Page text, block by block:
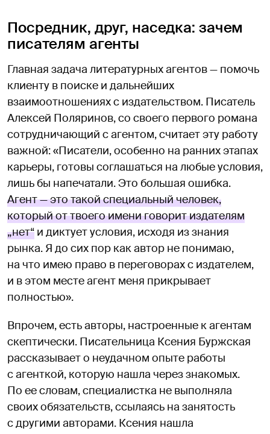
Посредник, друг, наседка: зачем
писателям агенты
Главная задача литературных агентов — помочь
клиенту в поиске и дальнейших
взаимоотношениях с издательством. Писатель
Алексей Поляринов, со своего первого романа
сотрудничающий с агентом, считает эту работу
важной: «Писатели, особенно на ранних этапах
карьеры, готовы соглашаться на любые условия,
лишь бы напечатали. Это большая ошибка.
Агент — это такой специальный человек,
который от твоего имени говорит издателям
„нет“ и диктует условия, исходя из знания
рынка. Я до сих пор как автор не понимаю,
на что имею право в переговорах с издателем,
и в этом месте агент меня прикрывает
полностью».
Впрочем, есть авторы, настроенные к агентам
скептически. Писательница Ксения Буржская
рассказывает о неудачном опыте работы
с агенткой, которую нашла через знакомых.
По ее словам, специалистка не выполняла
своих обязательств, ссылаясь на занятость
с другими авторами. Ксения нашла